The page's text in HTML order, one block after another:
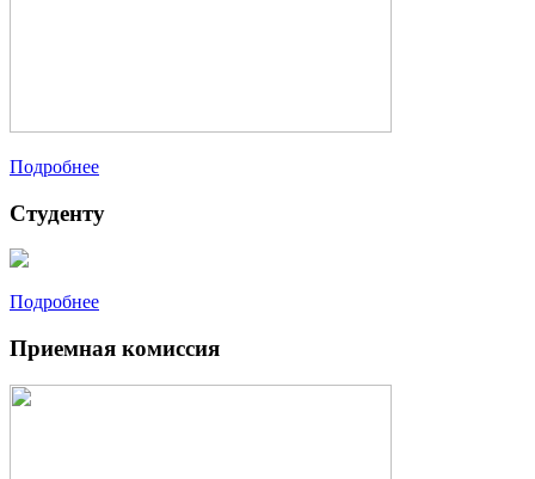
Подробнее
Студенту
Подробнее
Приемная комиссия